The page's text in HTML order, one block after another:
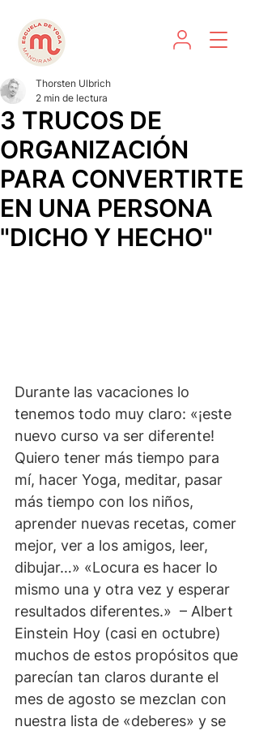
3 TRUCOS DE
ORGANIZACIÓN
PARA CONVERTIRTE
EN UNA PERSONA
"DICHO Y HECHO"
Thorsten Ulbrich
2 min de lectura
Durante las vacaciones lo
tenemos todo muy claro: «¡este
nuevo curso va ser diferente!
Quiero tener más tiempo para
mí, hacer Yoga, meditar, pasar
más tiempo con los niños,
aprender nuevas recetas, comer
mejor, ver a los amigos, leer,
dibujar…» «Locura es hacer lo
mismo una y otra vez y esperar
resultados diferentes.»  – Albert
Einstein Hoy (casi en octubre)
muchos de estos propósitos que
parecían tan claros durante el
mes de agosto se mezclan con
nuestra lista de «deberes» y se